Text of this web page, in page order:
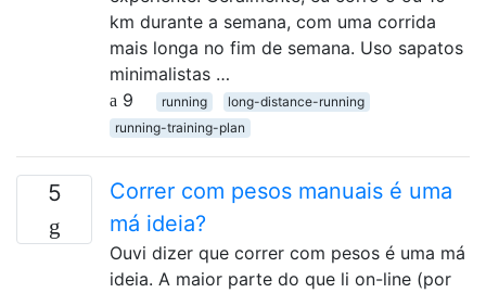
km durante a semana, com uma corrida
mais longa no fim de semana. Uso sapatos
minimalistas …
9
running
long-distance-running
running-training-plan
5
Correr com pesos manuais é uma
má ideia?
Ouvi dizer que correr com pesos é uma má
ideia. A maior parte do que li on-line (por